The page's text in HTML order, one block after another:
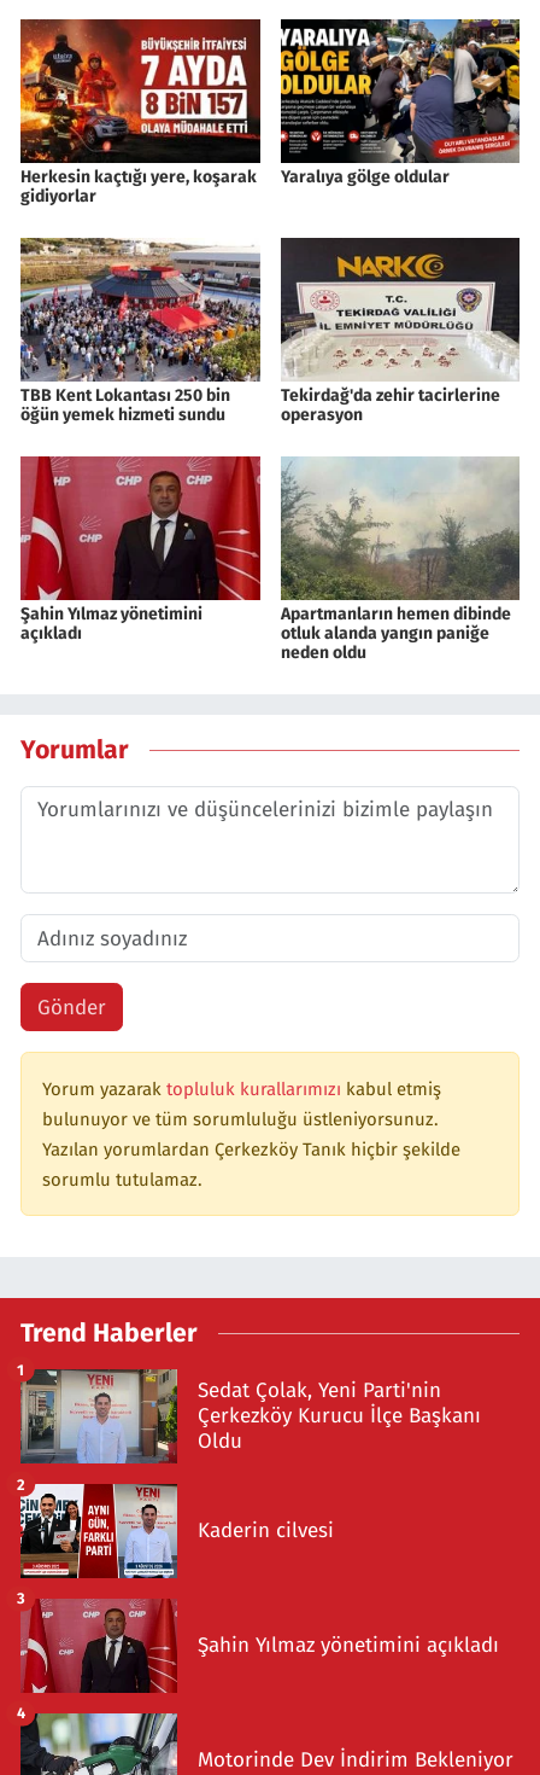
Herkesin kaçtığı yere, koşarak
gidiyorlar
Yaralıya gölge oldular
TBB Kent Lokantası 250 bin
öğün yemek hizmeti sundu
Tekirdağ'da zehir tacirlerine
operasyon
Şahin Yılmaz yönetimini
açıkladı
Apartmanların hemen dibinde
otluk alanda yangın paniğe
neden oldu
Yorumlar
Gönder
Yorum yazarak topluluk kurallarımızı kabul etmiş
bulunuyor ve tüm sorumluluğu üstleniyorsunuz.
Yazılan yorumlardan Çerkezköy Tanık hiçbir şekilde
sorumlu tutulamaz.
Trend Haberler
Sedat Çolak, Yeni Parti'nin
Çerkezköy Kurucu İlçe Başkanı
Oldu
1
Kaderin cilvesi
2
Şahin Yılmaz yönetimini açıkladı
3
Motorinde Dev İndirim Bekleniyor
4